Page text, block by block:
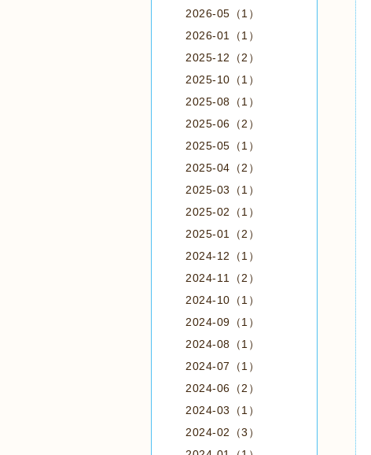
2026-05（1）
2026-01（1）
2025-12（2）
2025-10（1）
2025-08（1）
2025-06（2）
2025-05（1）
2025-04（2）
2025-03（1）
2025-02（1）
2025-01（2）
2024-12（1）
2024-11（2）
2024-10（1）
2024-09（1）
2024-08（1）
2024-07（1）
2024-06（2）
2024-03（1）
2024-02（3）